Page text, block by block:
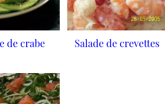
de crabe Salade de crevettes